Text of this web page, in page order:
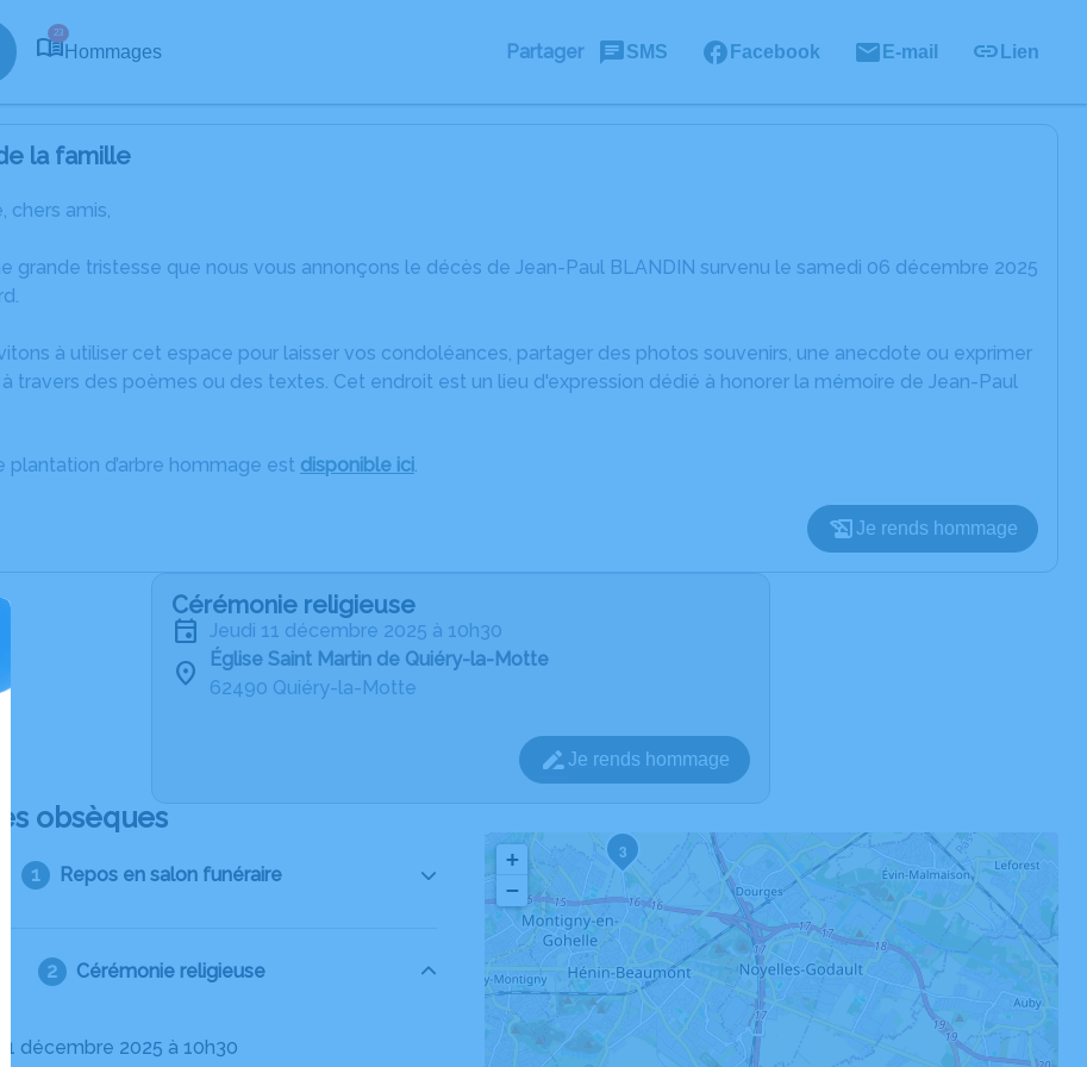
23
Hommages Partager SMS Facebook E-mail Lien
la famille
chers amis,
grande tristesse que nous vous annonçons le décès de Jean-Paul BLANDIN survenu le samedi 06 décembre 2025
à utiliser cet espace pour laisser vos condoléances, partager des photos souvenirs, une anecdote ou exprimer
travers des poèmes ou des textes. Cet endroit est un lieu d'expression dédié à honorer la mémoire de Jean-Paul
plantation d’arbre hommage est disponible ici.
Je rends hommage
Cérémonie religieuse
jeudi 11 décembre 2025 à 10h30
Église Saint Martin de Quiéry-la-Motte
62490 Quiéry-la-Motte
Je rends hommage
obsèques
Repos en salon funéraire
Cérémonie religieuse
11 décembre 2025 à 10h30
3
+
−